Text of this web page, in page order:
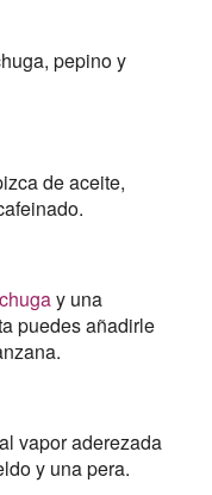
pepino y
de aceite,
y una
puedes añadirle
vapor aderezada
y una pera.